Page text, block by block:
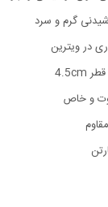
گرم و سرد
در ویترین
و خاص